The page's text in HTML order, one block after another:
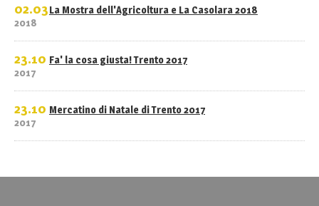
02.03
2018
La Mostra dell'Agricoltura e La Casolara 2018
23.10
2017
Fa' la cosa giusta! Trento 2017
23.10
2017
Mercatino di Natale di Trento 2017